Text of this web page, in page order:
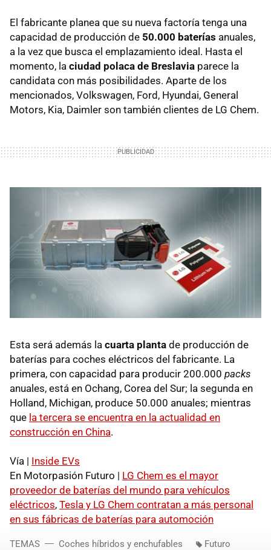
El fabricante planea que su nueva factoría tenga una
capacidad de producción de 50.000 baterías anuales,
a la vez que busca el emplazamiento ideal. Hasta el
momento, la ciudad polaca de Breslavia parece la
candidata con más posibilidades. Aparte de los
mencionados, Volkswagen, Ford, Hyundai, General
Motors, Kia, Daimler son también clientes de LG Chem.
Esta será además la cuarta planta de producción de
baterías para coches eléctricos del fabricante. La
primera, con capacidad para producir 200.000 packs
anuales, está en Ochang, Corea del Sur; la segunda en
Holland, Michigan, produce 50.000 anuales; mientras
que la tercera se encuentra en la actualidad en
construcción en China.
Vía | Inside EVs
En Motorpasión Futuro | LG Chem es el mayor
proveedor de baterías del mundo para vehículos
eléctricos, Tesla y LG Chem contratan a más personal
en sus fábricas de baterías para automoción
TEMAS Coches híbridos y enchufables Futuro